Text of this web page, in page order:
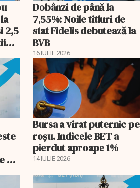
2,5
Dobânzi de până la
7,55%: Noile titluri de
stat Fidelis debutează la
BVB
16 IULIE 2026
de
Bursa a virat puternic pe
roșu. Indicele BET a
pierdut aproape 1%
14 IULIE 2026